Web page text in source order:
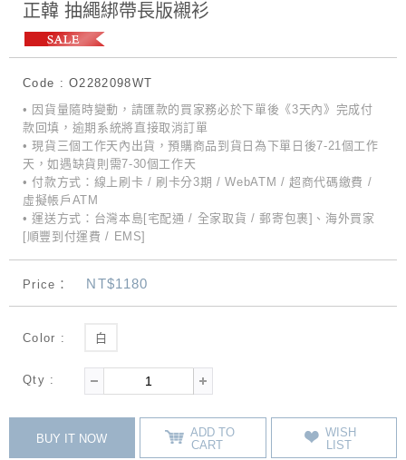
正韓 抽繩綁帶長版襯衫
Code : O2282098WT
• 因貨量隨時變動，請匯款的買家務必於下單後《3天內》完成付
款回填，逾期系統將直接取消訂單
• 現貨三個工作天內出貨，預購商品到貨日為下單日後7-21個工作
天，如遇缺貨則需7-30個工作天
• 付款方式：線上刷卡 / 刷卡分3期 / WebATM / 超商代碼繳費 /
虛擬帳戶ATM
• 運送方式：台灣本島[宅配通 / 全家取貨 / 郵寄包裹]、海外買家
[順豐到付運費 / EMS]
Price： NT$1180
Color : 白
Qty :
BUY IT NOW
ADD TO
CART
WISH
LIST